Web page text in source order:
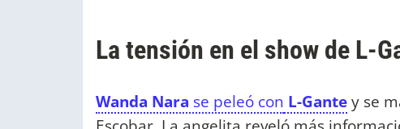
La tensión en el show de L-
Wanda Nara se peleó con L-Gantey se